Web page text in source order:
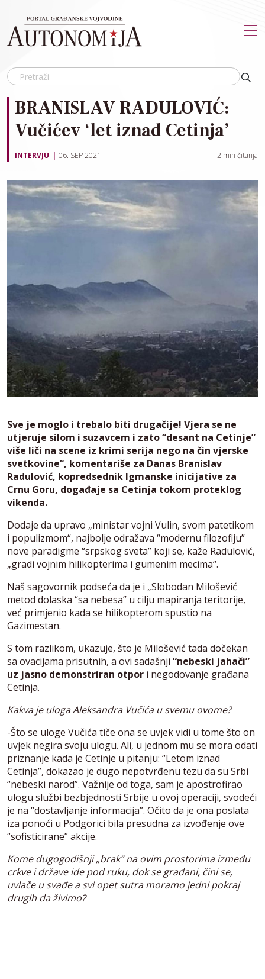
BRANISLAV RADULOVIĆ:
Vučićev ‘let iznad Cetinja’
INTERVJU 06. SEP 2021. 2 min čitanja
Sve je moglo i trebalo biti drugačije! Vjera se ne
utjeruje silom i suzavcem i zato “desant na Cetinje”
više liči na scene iz krimi serija nego na čin vjerske
svetkovine“, komentariše za Danas Branislav
Radulović, kopredsednik Igmanske inicijative za
Crnu Goru, događaje sa Cetinja tokom proteklog
vikenda.
Dodaje da upravo „ministar vojni Vulin, svom patetikom
i populizmom“, najbolje odražava “modernu filozofiju”
nove paradigme “srpskog sveta” koji se, kaže Radulović,
„gradi vojnim hilikopterima i gumenim mecima“.
Naš sagovornik podseća da je i „Slobodan Milošević
metod dolaska “sa nebesa” u cilju mapiranja teritorije,
već primjenio kada se hilikopterom spustio na
Gazimestan.
S tom razlikom, ukazuje, što je Milošević tada dočekan
sa ovacijama prisutnih, a ovi sadašnji “nebeski jahači”
uz jasno demonstriran otpor i negodovanje građana
Cetinja.
Kakva je uloga Aleksandra Vučića u svemu ovome?
-Što se uloge Vučića tiče ona se uvjek vidi u tome što on
uvjek negira svoju ulogu. Ali, u jednom mu se mora odati
priznanje kada je Cetinje u pitanju: “Letom iznad
Cetinja”, dokazao je dugo nepotvrđenu tezu da su Srbi
“nebeski narod”. Važnije od toga, sam je apostrofirao
ulogu službi bezbjednosti Srbije u ovoj operaciji, svodeći
je na “dostavljanje informacija”. Očito da je ona poslata
iza ponoći u Podgorici bila presudna za izvođenje ove
“sofisticirane” akcije.
Kome dugogodišnji „brak“ na ovim prostorima između
crkve i države ide pod ruku, dok se građani, čini se,
uvlače u svađe a svi opet sutra moramo jedni pokraj
drugih da živimo?